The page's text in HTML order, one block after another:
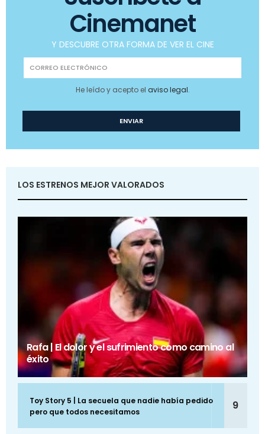
Cinemanet
Y DESCUBRE OTRA FORMA DE VER EL CINE
He leído y acepto el aviso legal.
LOS ESTRENOS MEJOR VALORADOS
Rafa | El dolor y el sufrimiento como camino al
éxito
Toy Story 5 | La secuela que nadie había pedido
pero que todos necesitamos
9